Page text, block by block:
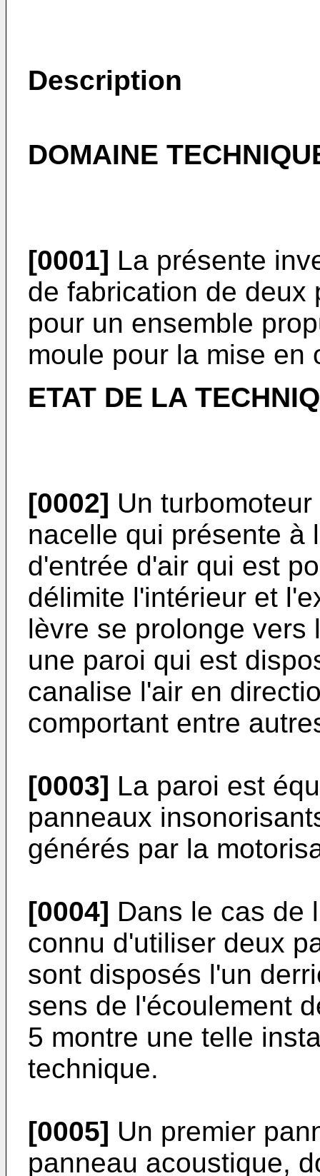
Description
DOMAINE
[0001] La présente
de fabrication de deux
pour un ensemble
moule pour la mise en
ETAT DE LA
[0002] Un
nacelle qui présente à
d'entrée d'air qui est
délimite l'intérieur et
lèvre se prolonge vers
une paroi qui est
canalise l'air en
comportant entre
[0003] La paroi est
panneaux
générés par la
[0004] Dans le cas de
connu d'utiliser deux
sont disposés l'un
sens de l'écoulement
5 montre une telle
technique.
[0005] Un premier
panneau acoustique,